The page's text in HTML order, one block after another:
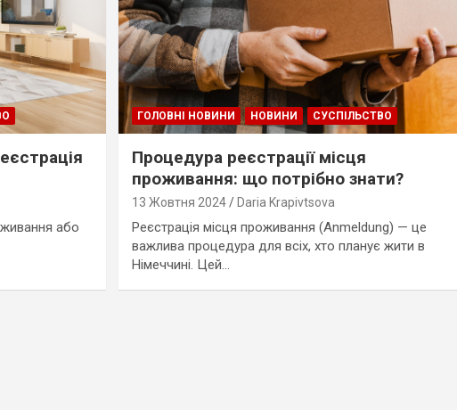
або
ГОЛОВНІ НОВИНИ НОВИНИ СУСПІЛЬСТВО
Процедура реєстрації місця
проживання: що потрібно знати?
13 Жовтня 2024 Daria Krapivtsova
Реєстрація місця проживання (Anmeldung) — це
важлива процедура для всіх, хто планує жити в
Німеччині. Цей…